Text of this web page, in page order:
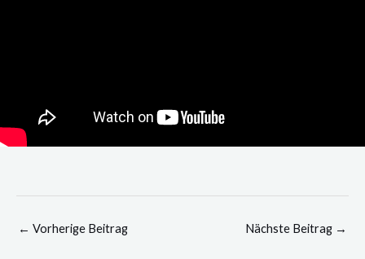
← Vorherige Beitrag Nächste Beitrag →